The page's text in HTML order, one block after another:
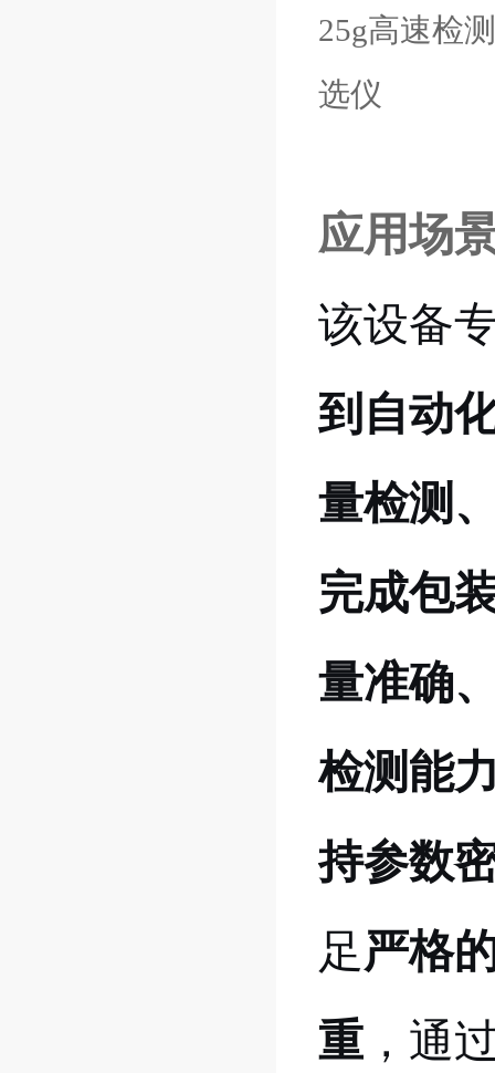
应用场
该设备
到自动
量检测
完成包
量准确
检测能
持参数
足 严格
重 ，通